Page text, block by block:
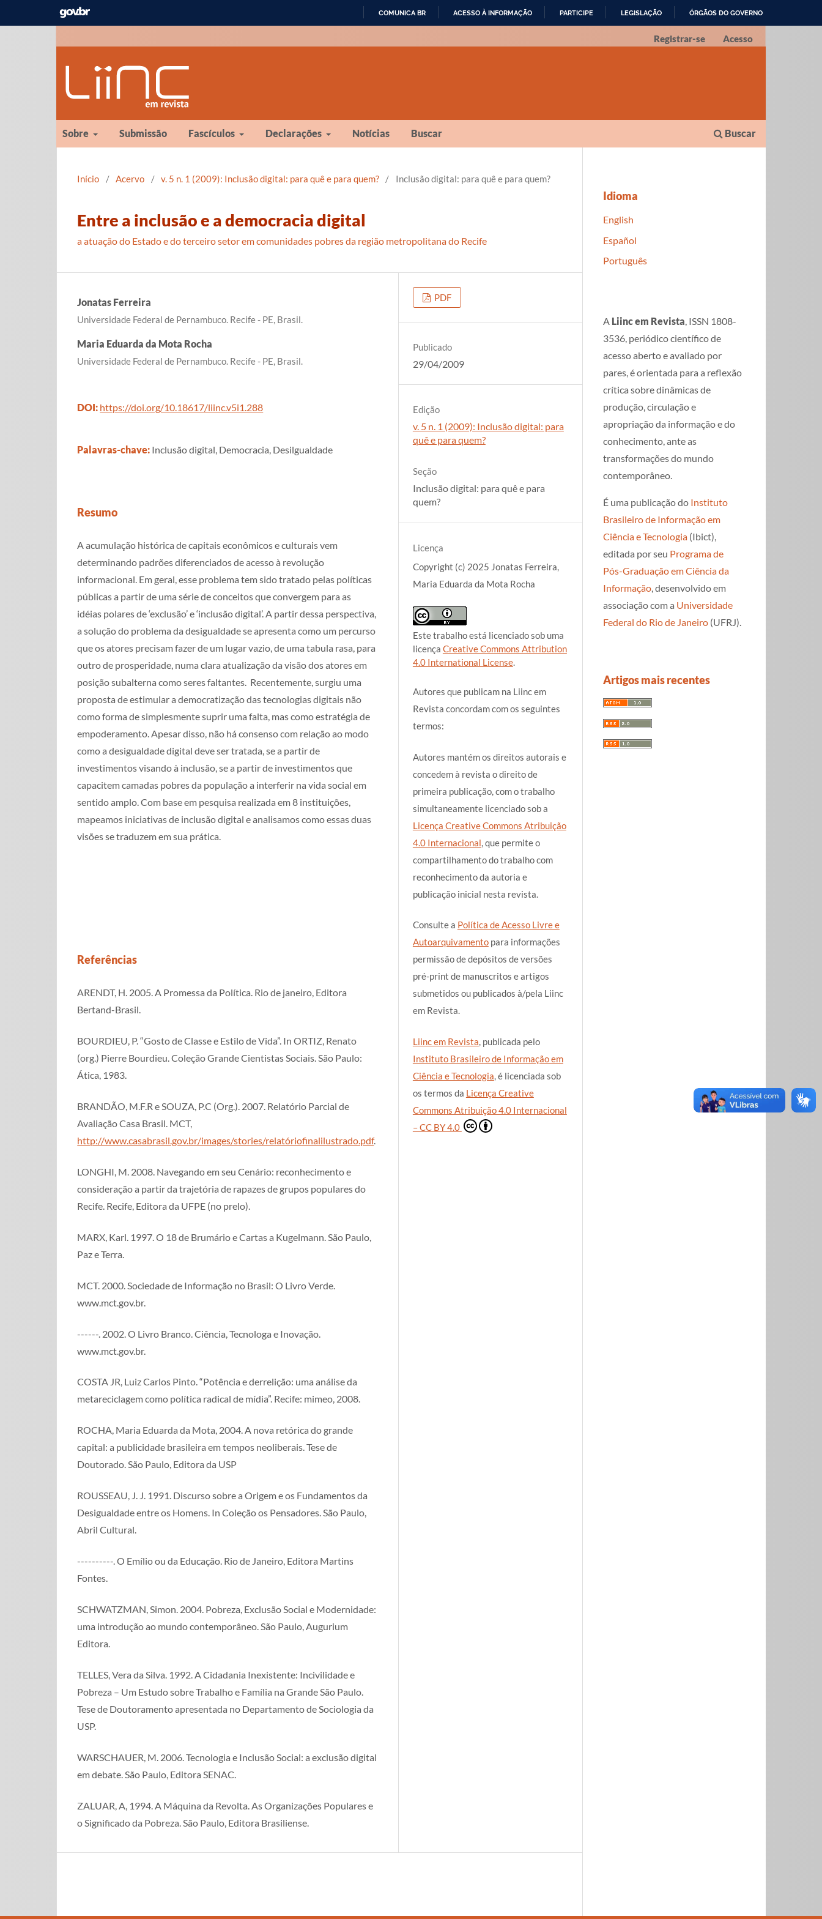
PARA
COMUNICA BR ACESSO À INFORMAÇÃO PARTICIPE LEGISLAÇÃO ÓRGÃOS DO GOVERNO
Sobre Submissão Fascículos Declarações Notícias Buscar Buscar
Registrar-se Acesso
Início / Acervo / v. 5 n. 1 (2009): Inclusão digital: para quê e para quem? / Inclusão digital: para quê e para quem?
Entre a inclusão e a democracia digital
a atuação do Estado e do terceiro setor em comunidades pobres da região metropolitana do Recife
Jonatas Ferreira
Universidade Federal de Pernambuco. Recife - PE, Brasil.
Maria Eduarda da Mota Rocha
Universidade Federal de Pernambuco. Recife - PE, Brasil.
DOI: https://doi.org/10.18617/liinc.v5i1.288
Palavras-chave: Inclusão digital, Democracia, Desilgualdade
Resumo
A acumulação histórica de capitais econômicos e culturais vem
determinando padrões diferenciados de acesso à revolução
informacional. Em geral, esse problema tem sido tratado pelas políticas
públicas a partir de uma série de conceitos que convergem para as
idéias polares de ‘exclusão’ e ‘inclusão digital’. A partir dessa perspectiva,
a solução do problema da desigualdade se apresenta como um percurso
que os atores precisam fazer de um lugar vazio, de uma tabula rasa, para
outro de prosperidade, numa clara atualização da visão dos atores em
posição subalterna como seres faltantes. Recentemente, surgiu uma
proposta de estimular a democratização das tecnologias digitais não
como forma de simplesmente suprir uma falta, mas como estratégia de
empoderamento. Apesar disso, não há consenso com relação ao modo
como a desigualdade digital deve ser tratada, se a partir de
investimentos visando à inclusão, se a partir de investimentos que
capacitem camadas pobres da população a interferir na vida social em
sentido amplo. Com base em pesquisa realizada em 8 instituições,
mapeamos iniciativas de inclusão digital e analisamos como essas duas
visões se traduzem em sua prática.
Referências
ARENDT, H. 2005. A Promessa da Política. Rio de janeiro, Editora
Bertand-Brasil.
BOURDIEU, P. “Gosto de Classe e Estilo de Vida”. In ORTIZ, Renato
(org.) Pierre Bourdieu. Coleção Grande Cientistas Sociais. São Paulo:
Ática, 1983.
BRANDÃO, M.F.R e SOUZA, P.C (Org.). 2007. Relatório Parcial de
Avaliação Casa Brasil. MCT,
http://www.casabrasil.gov.br/images/stories/relatóriofinalilustrado.pdf.
LONGHI, M. 2008. Navegando em seu Cenário: reconhecimento e
consideração a partir da trajetória de rapazes de grupos populares do
Recife. Recife, Editora da UFPE (no prelo).
MARX, Karl. 1997. O 18 de Brumário e Cartas a Kugelmann. São Paulo,
Paz e Terra.
MCT. 2000. Sociedade de Informação no Brasil: O Livro Verde.
www.mct.gov.br.
------. 2002. O Livro Branco. Ciência, Tecnologa e Inovação.
www.mct.gov.br.
COSTA JR, Luiz Carlos Pinto. “Potência e derrelição: uma análise da
metareciclagem como política radical de mídia”. Recife: mimeo, 2008.
ROCHA, Maria Eduarda da Mota, 2004. A nova retórica do grande
capital: a publicidade brasileira em tempos neoliberais. Tese de
Doutorado. São Paulo, Editora da USP
ROUSSEAU, J. J. 1991. Discurso sobre a Origem e os Fundamentos da
Desigualdade entre os Homens. In Coleção os Pensadores. São Paulo,
Abril Cultural.
----------. O Emílio ou da Educação. Rio de Janeiro, Editora Martins
Fontes.
SCHWATZMAN, Simon. 2004. Pobreza, Exclusão Social e Modernidade:
uma introdução ao mundo contemporâneo. São Paulo, Augurium
Editora.
TELLES, Vera da Silva. 1992. A Cidadania Inexistente: Incivilidade e
Pobreza – Um Estudo sobre Trabalho e Família na Grande São Paulo.
Tese de Doutoramento apresentada no Departamento de Sociologia da
USP.
WARSCHAUER, M. 2006. Tecnologia e Inclusão Social: a exclusão digital
em debate. São Paulo, Editora SENAC.
ZALUAR, A, 1994. A Máquina da Revolta. As Organizações Populares e
o Significado da Pobreza. São Paulo, Editora Brasiliense.
PDF
Publicado
29/04/2009
Edição
v. 5 n. 1 (2009): Inclusão digital: para
quê e para quem?
Seção
Inclusão digital: para quê e para
quem?
Licença
Copyright (c) 2025 Jonatas Ferreira,
Maria Eduarda da Mota Rocha
Este trabalho está licenciado sob uma
licença Creative Commons Attribution
4.0 International License.
Autores que publicam na Liinc em
Revista concordam com os seguintes
termos:
Autores mantém os direitos autorais e
concedem à revista o direito de
primeira publicação, com o trabalho
simultaneamente licenciado sob a
Licença Creative Commons Atribuição
4.0 Internacional , que permite o
compartilhamento do trabalho com
reconhecimento da autoria e
publicação inicial nesta revista.
Consulte a Política de Acesso Livre e
Autoarquivamentopara informações
permissão de depósitos de versões
pré-print de manuscritos e artigos
submetidos ou publicados à/pela Liinc
em Revista.
Liinc em Revista, publicada pelo
Instituto Brasileiro de Informação em
Ciência e Tecnologia, é licenciada sob
os termos da Licença Creative
Commons Atribuição 4.0 Internacional
– CC BY 4.0
Idioma
English
Español
Português
A Liinc em Revista, ISSN 1808-
3536, periódico científico de
acesso aberto e avaliado por
pares, é orientada para a reflexão
crítica sobre dinâmicas de
produção, circulação e
apropriação da informação e do
conhecimento, ante as
transformações do mundo
contemporâneo.
É uma publicação do Instituto
Brasileiro de Informação em
Ciência e Tecnologia (Ibict),
editada por seu Programa de
Pós-Graduação em Ciência da
Informação, desenvolvido em
associação com a Universidade
Federal do Rio de Janeiro (UFRJ).
Artigos mais recentes